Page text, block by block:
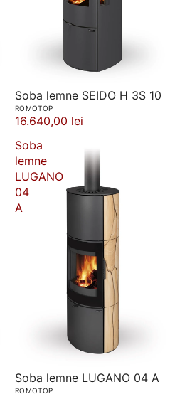
Soba lemne SEIDO H 3S 10
ROMOTOP
16.640,00 lei
Soba
lemne
LUGANO
04
A
Soba lemne LUGANO 04 A
ROMOTOP